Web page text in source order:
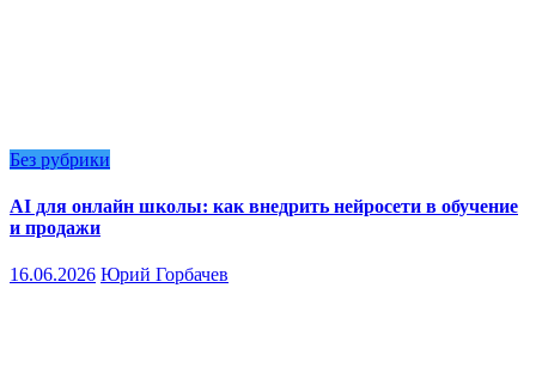
Без рубрики
AI для онлайн школы: как внедрить нейросети в обучение
и продажи
16.06.2026 Юрий Горбачев